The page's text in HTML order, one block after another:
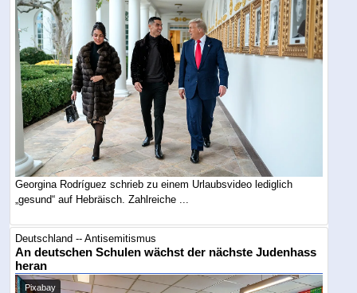
Georgina Rodríguez schrieb zu einem Urlaubsvideo lediglich
„gesund“ auf Hebräisch. Zahlreiche ...
Deutschland -- Antisemitismus
An deutschen Schulen wächst der nächste Judenhass
heran
Pixabay